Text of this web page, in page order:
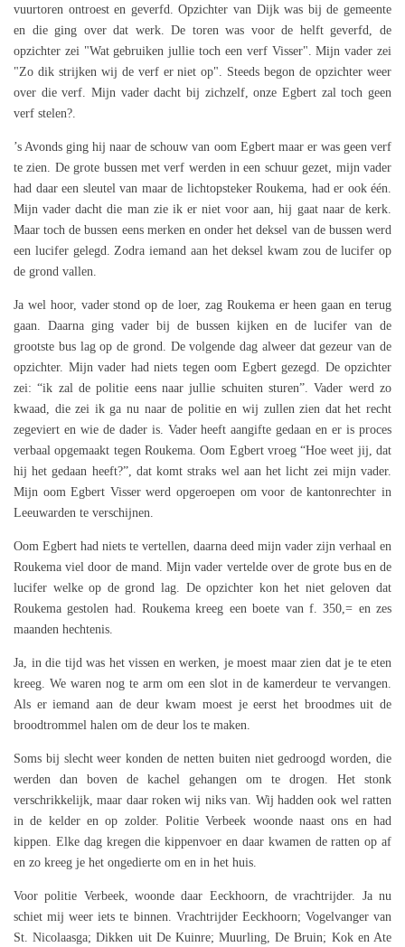
vuurtoren ontroest en geverfd. Opzichter van Dijk was bij de gemeente
en die ging over dat werk. De toren was voor de helft geverfd, de
opzichter zei "Wat gebruiken jullie toch een verf Visser". Mijn vader zei
"Zo dik strijken wij de verf er niet op". Steeds begon de opzichter weer
over die verf. Mijn vader dacht bij zichzelf, onze Egbert zal toch geen
verf stelen?.
’s Avonds ging hij naar de schouw van oom Egbert maar er was geen verf
te zien. De grote bussen met verf werden in een schuur gezet, mijn vader
had daar een sleutel van maar de lichtopsteker Roukema, had er ook één.
Mijn vader dacht die man zie ik er niet voor aan, hij gaat naar de kerk.
Maar toch de bussen eens merken en onder het deksel van de bussen werd
een lucifer gelegd. Zodra iemand aan het deksel kwam zou de lucifer op
de grond vallen.
Ja wel hoor, vader stond op de loer, zag Roukema er heen gaan en terug
gaan. Daarna ging vader bij de bussen kijken en de lucifer van de
grootste bus lag op de grond. De volgende dag alweer dat gezeur van de
opzichter. Mijn vader had niets tegen oom Egbert gezegd. De opzichter
zei: “ik zal de politie eens naar jullie schuiten sturen”. Vader werd zo
kwaad, die zei ik ga nu naar de politie en wij zullen zien dat het recht
zegeviert en wie de dader is. Vader heeft aangifte gedaan en er is proces
verbaal opgemaakt tegen Roukema. Oom Egbert vroeg “Hoe weet jij, dat
hij het gedaan heeft?”, dat komt straks wel aan het licht zei mijn vader.
Mijn oom Egbert Visser werd opgeroepen om voor de kantonrechter in
Leeuwarden te verschijnen.
Oom Egbert had niets te vertellen, daarna deed mijn vader zijn verhaal en
Roukema viel door de mand. Mijn vader vertelde over de grote bus en de
lucifer welke op de grond lag. De opzichter kon het niet geloven dat
Roukema gestolen had. Roukema kreeg een boete van f. 350,= en zes
maanden hechtenis.
Ja, in die tijd was het vissen en werken, je moest maar zien dat je te eten
kreeg. We waren nog te arm om een slot in de kamerdeur te vervangen.
Als er iemand aan de deur kwam moest je eerst het broodmes uit de
broodtrommel halen om de deur los te maken.
Soms bij slecht weer konden de netten buiten niet gedroogd worden, die
werden dan boven de kachel gehangen om te drogen. Het stonk
verschrikkelijk, maar daar roken wij niks van. Wij hadden ook wel ratten
in de kelder en op zolder. Politie Verbeek woonde naast ons en had
kippen. Elke dag kregen die kippenvoer en daar kwamen de ratten op af
en zo kreeg je het ongedierte om en in het huis.
Voor politie Verbeek, woonde daar Eeckhoorn, de vrachtrijder. Ja nu
schiet mij weer iets te binnen. Vrachtrijder Eeckhoorn; Vogelvanger van
St. Nicolaasga; Dikken uit De Kuinre; Muurling, De Bruin; Kok en Ate